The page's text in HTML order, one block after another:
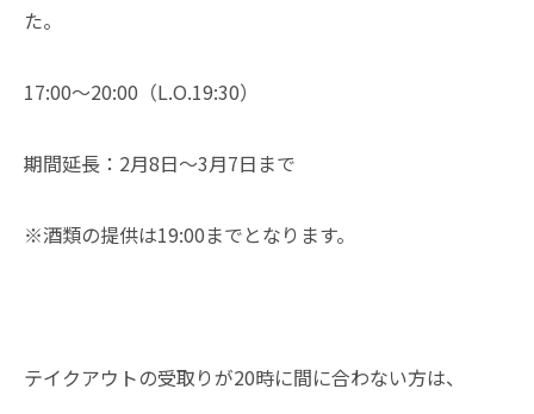
た。
17:00～20:00（L.O.19:30）
期間延長：2月8日～3月7日まで
※酒類の提供は19:00までとなります。
テイクアウトの受取りが20時に間に合わない方は、